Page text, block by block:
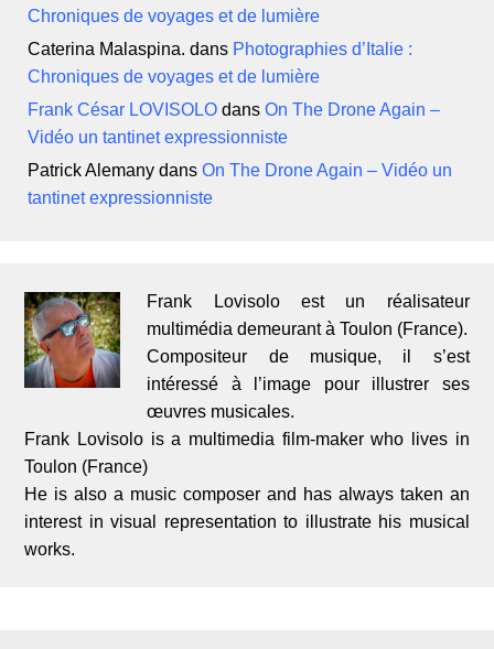
Chroniques de voyages et de lumière
Caterina Malaspina. dans Photographies d’Italie :
Chroniques de voyages et de lumière
Frank César LOVISOLO dansOn The Drone Again –
Vidéo un tantinet expressionniste
Patrick Alemany dansOn The Drone Again – Vidéo un
tantinet expressionniste
Frank Lovisolo est un réalisateur
multimédia demeurant à Toulon (France).
Compositeur de musique, il s’est
intéressé à l’image pour illustrer ses
œuvres musicales.
Frank Lovisolo is a multimedia film-maker who lives in
Toulon (France)
He is also a music composer and has always taken an
interest in visual representation to illustrate his musical
works.